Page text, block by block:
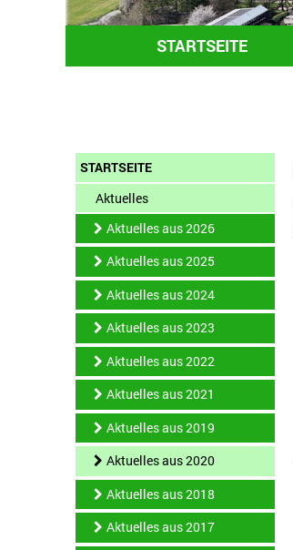
STARTSEITE
STARTSEITE
Aktuelles
Aktuelles aus 2026
Aktuelles aus 2025
Aktuelles aus 2024
Aktuelles aus 2023
Aktuelles aus 2022
Aktuelles aus 2021
Aktuelles aus 2019
Aktuelles aus 2020
Aktuelles aus 2018
Aktuelles aus 2017